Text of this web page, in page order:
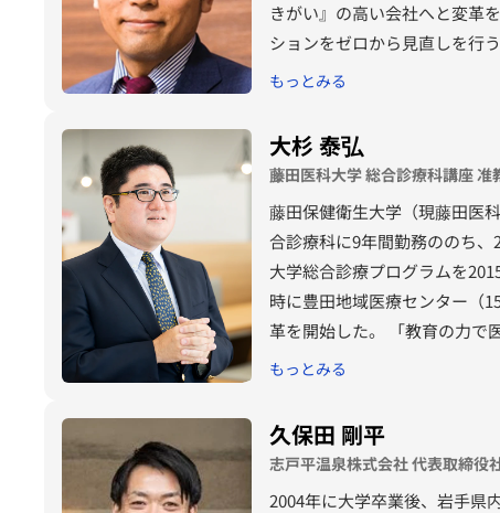
きがい』の高い会社へと変革
ションをゼロから見直しを行
たちの仕事の価値を見える化
売・供給ともに NO １を獲得。
もっとみる
大杉 泰弘
藤田医科大学 総合診療科講座 准
藤田保健衛生大学（現藤田医
合診療科に9年間勤務ののち
大学総合診療プログラムを
時に豊田地域医療センター（
革を開始した。 「教育の力で
が集い・総合診療の教育制度
組んでいる。
もっとみる
久保田 剛平
志戸平温泉株式会社 代表取締役
2004年に大学卒業後、岩手県